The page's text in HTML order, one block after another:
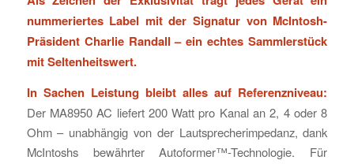
nummeriertes Label mit der Signatur von McIntosh-
Präsident Charlie Randall – ein echtes Sammlerstück
mit Seltenheitswert.
In Sachen Leistung bleibt alles auf Referenzniveau:
Der MA8950 AC liefert 200 Watt pro Kanal an 2, 4 oder 8
Ohm – unabhängig von der Lautsprecherimpedanz, dank
McIntoshs bewährter Autoformer™-Technologie. Für